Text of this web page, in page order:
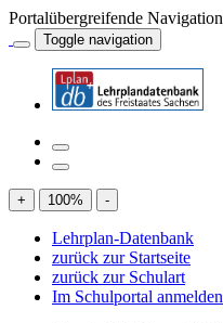
Portalübergreifende Navigation
Toggle navigation
+ 100% -
Lehrplan-Datenbank
zurück zur Startseite
zurück zur Schulart
Im Schulportal anmelden